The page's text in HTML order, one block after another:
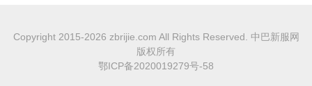
Copyright 2015-2026 zbrijie.com All Rights Reserved. 中巴新服网
版权所有
鄂ICP备2020019279号-58